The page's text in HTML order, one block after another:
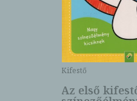
Kifestő
Az első